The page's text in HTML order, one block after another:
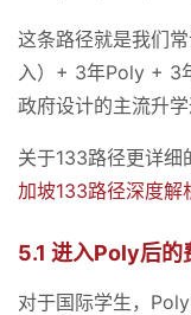
这条路径就是我们
入）+ 3年Poly + 3
政府设计的主流升学
关于133路径更详细
加坡133路径深度
5.1 进入Poly后的
对于国际学生，